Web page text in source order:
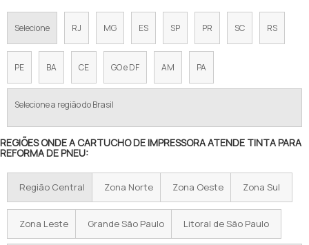
TINTA PARA FIO E CABOS SILICONE
TINTA PARA IMPRESSORA INDUSTRIAL
TINTA PARA IMPRESSORA INKJET
TINTA PARA LISTRAR PNEUS
TINTA PARA MOLDE DE PNEU
TINTA PARA OFFSET PARA PNEUS
TINTA PARA PINTAR LETRAS PNEU
TINTA PARA PINTAR PNEU
Selecione RJ MG ES SP PR SC RS
PE BA CE GO e DF AM PA
Selecione a região do Brasil
REGIÕES ONDE A CARTUCHO DE IMPRESSORA ATENDE TINTA PARA
REFORMA DE PNEU:
Região Central Zona Norte Zona Oeste Zona Sul
Zona Leste Grande São Paulo Litoral de São Paulo